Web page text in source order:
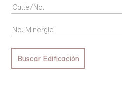
Buscar Edificación